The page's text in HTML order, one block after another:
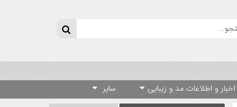
اخبار و اطلاعات مد و زیبایی سایر